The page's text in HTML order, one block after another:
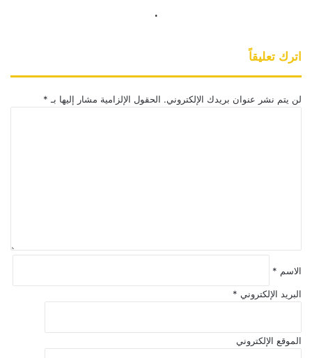
.
اترك تعليقاً
لن يتم نشر عنوان بريدك الإلكتروني. الحقول الإلزامية مشار إليها بـ *
الاسم *
البريد الإلكتروني *
الموقع الإلكتروني